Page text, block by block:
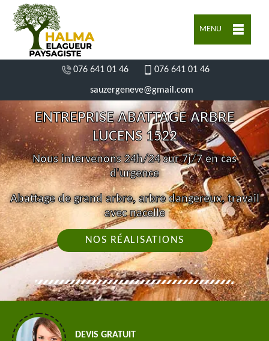
MENU
076 641 01 46 076 641 01 46
sauzergeneve@gmail.com
ENTREPRISE ABATTAGE ARBRE
LUCENS 1522
Nous intervenons 24h/24 sur 7j/7 en cas
d'urgence
Abattage de grand arbre, arbre dangereux, travail
avec nacelle
NOS RÉALISATIONS
DEVIS GRATUIT